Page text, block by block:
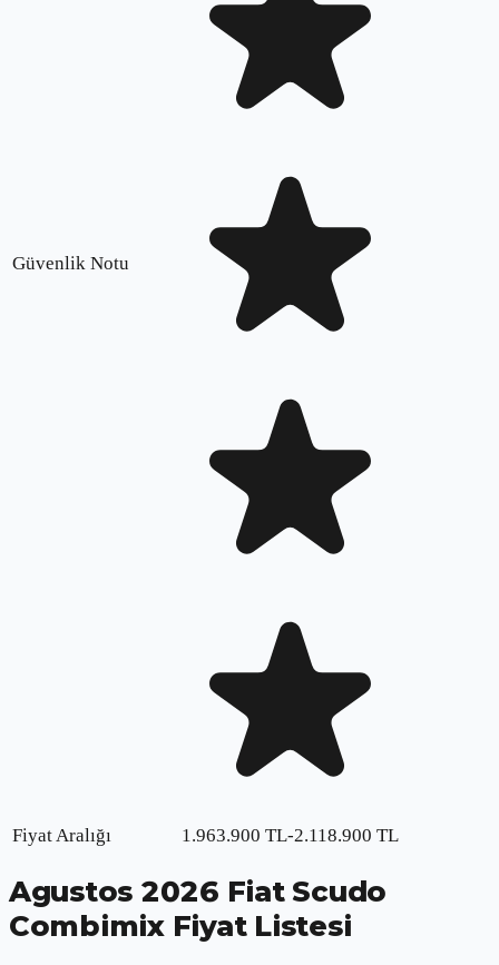
Güvenlik Notu
Fiyat Aralığı 1.963.900 TL-2.118.900 TL
Agustos 2026 Fiat Scudo
Combimix Fiyat Listesi